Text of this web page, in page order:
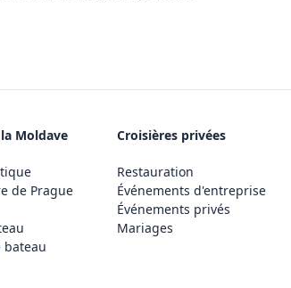
Moldave
de Prague
bateau
Croisières privées
Restauration
Événements d'entreprise
Événements privés
Mariages